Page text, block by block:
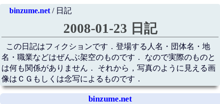
binzume.net/ 日記
2008-01-23 日記
この日記はフィクションです．登場する人名・団体名・地
名・職業などはぜんぶ架空のものです． なので実際のものと
は何も関係がありません． それから，写真のように見える画
像はＣＧもしくは念写によるものです．
binzume.net